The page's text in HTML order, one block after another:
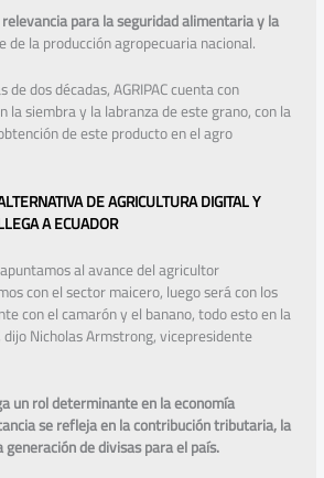
para la seguridad alimentaria y la
de la producción agropecuaria nacional.
de dos décadas, AGRIPAC cuenta con
la siembra y la labranza de este grano, con la
de este producto en el agro
DE AGRICULTURA DIGITAL Y
A ECUADOR
al avance del agricultor
con el sector maicero, luego será con los
con el camarón y el banano, todo esto en la
dijo Nicholas Armstrong, vicepresidente
un rol determinante en la economía
se refleja en la contribución tributaria, la
de divisas para el país.